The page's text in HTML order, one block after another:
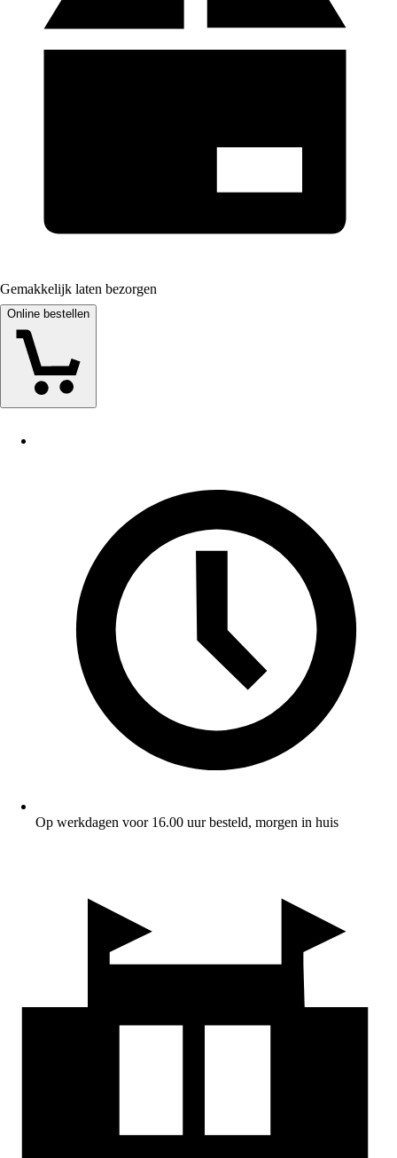
Gemakkelijk laten bezorgen
Online bestellen
Op werkdagen voor 16.00 uur besteld, morgen in huis